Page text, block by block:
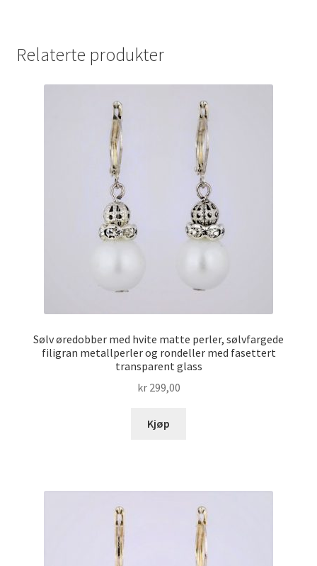
Relaterte produkter
Sølv øredobber med hvite matte perler, sølvfargede
filigran metallperler og rondeller med fasettert
transparent glass
kr299,00
Kjøp